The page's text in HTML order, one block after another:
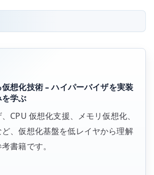
想化技術 – ハイパーバイザを実装
を学ぶ
CPU 仮想化支援、メモリ仮想化、
、仮想化基盤を低レイヤから理解
書籍です。